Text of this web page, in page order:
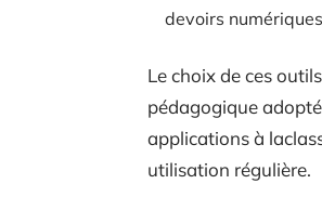
devoirs
Le choix de ces
pédagogique
applications à
utilisation régulière.